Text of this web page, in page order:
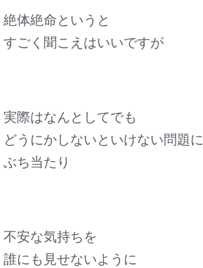
絶体絶命というと
すごく聞こえはいいですが
実際はなんとしてでも
どうにかしないといけない問題に
ぶち当たり
不安な気持ちを
誰にも見せないように